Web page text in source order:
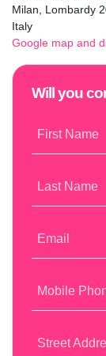
Milan, Lombardy
Italy
Google map and
Will you
First Name
Last Name
Email
Mobile
Street